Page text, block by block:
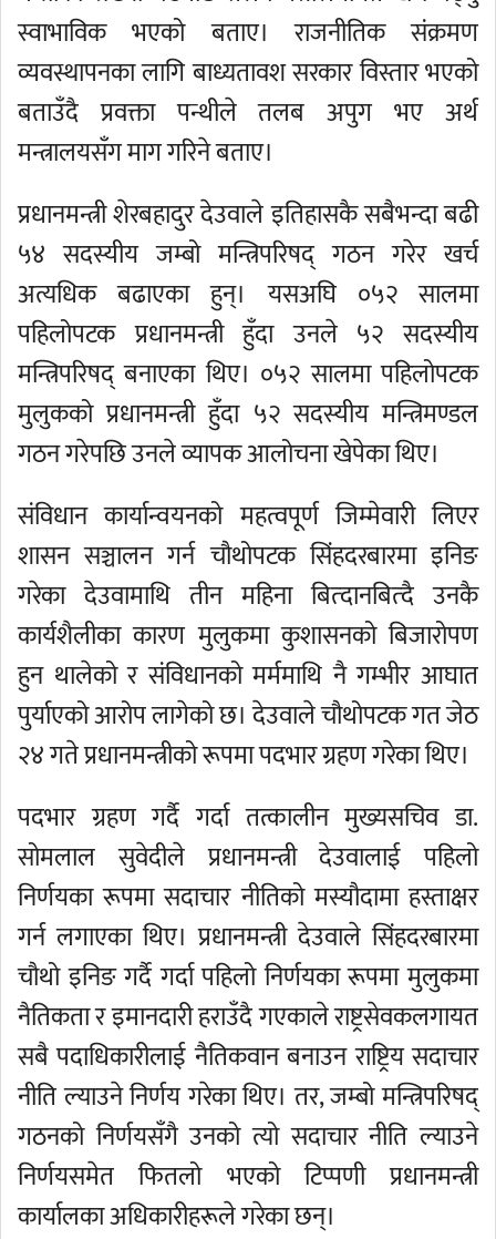
स्वाभाविक भएको बताए। राजनीतिक संक्रमण
व्यवस्थापनका लागि बाध्यतावश सरकार विस्तार भएको
बताउँदै प्रवक्ता पन्थीले तलब अपुग भए अर्थ
मन्त्रालयसँग माग गरिने बताए।
प्रधानमन्त्री शेरबहादुर देउवाले इतिहासकै सबैभन्दा बढी
५४ सदस्यीय जम्बो मन्त्रिपरिषद् गठन गरेर खर्च
अत्यधिक बढाएका हुन्। यसअघि ०५२ सालमा
पहिलोपटक प्रधानमन्त्री हुँदा उनले ५२ सदस्यीय
मन्त्रिपरिषद् बनाएका थिए। ०५२ सालमा पहिलोपटक
मुलुकको प्रधानमन्त्री हुँदा ५२ सदस्यीय मन्त्रिमण्डल
गठन गरेपछि उनले व्यापक आलोचना खेपेका थिए।
संविधान कार्यान्वयनको महत्वपूर्ण जिम्मेवारी लिएर
शासन सञ्चालन गर्न चौथोपटक सिंहदरबारमा इनिङ
गरेका देउवामाथि तीन महिना बित्दानबित्दै उनकै
कार्यशैलीका कारण मुलुकमा कुशासनको बिजारोपण
हुन थालेको र संविधानको मर्ममाथि नै गम्भीर आघात
पुर्याएको आरोप लागेको छ। देउवाले चौथोपटक गत जेठ
२४ गते प्रधानमन्त्रीको रूपमा पदभार ग्रहण गरेका थिए।
पदभार ग्रहण गर्दै गर्दा तत्कालीन मुख्यसचिव डा.
सोमलाल सुवेदीले प्रधानमन्त्री देउवालाई पहिलो
निर्णयका रूपमा सदाचार नीतिको मस्यौदामा हस्ताक्षर
गर्न लगाएका थिए। प्रधानमन्त्री देउवाले सिंहदरबारमा
चौथो इनिङ गर्दै गर्दा पहिलो निर्णयका रूपमा मुलुकमा
नैतिकता र इमानदारी हराउँदै गएकाले राष्ट्रसेवकलगायत
सबै पदाधिकारीलाई नैतिकवान बनाउन राष्ट्रिय सदाचार
नीति ल्याउने निर्णय गरेका थिए। तर, जम्बो मन्त्रिपरिषद्
गठनको निर्णयसँगै उनको त्यो सदाचार नीति ल्याउने
निर्णयसमेत फितलो भएको टिप्पणी प्रधानमन्त्री
कार्यालका अधिकारीहरूले गरेका छन्।